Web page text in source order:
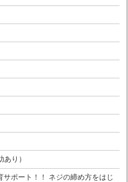
り）
サポート！！ ネジの締め方をはじ